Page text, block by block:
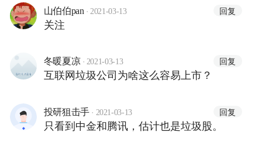
山伯伯pan · 2021-03-13 回复
关注
冬暖夏凉 · 2021-03-13 回复
互联网垃圾公司为啥这么容易上市？
投研狙击手 · 2021-03-13 回复
只看到中金和腾讯，估计也是垃圾股。